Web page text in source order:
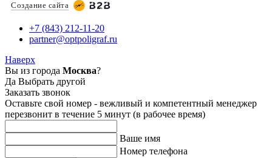
Создание сайта
+7 (843) 212-11-20
partner@optpoligraf.ru
Наверх
Вы из города Москва?
Да Выбрать другой
Заказать звонок
Оставьте свой номер - вежливый и компетентный менеджер
перезвонит в течение 5 минут (в рабочее время)
Ваше имя
Номер телефона